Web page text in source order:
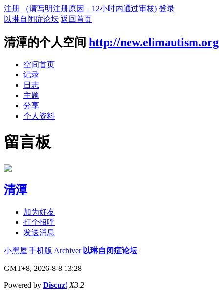
注册 （请写明注册原因，12小时内通过审核) 登录
以琳自闭症论坛 返回首页
清潭的个人空间 http://
空间首页
记录
日志
主题
分享
个人资料
留言板
清潭
加为好友
打个招呼
发送消息
小黑屋|手机版|Archiver| 以琳自闭症论坛
GMT+8, 2026-8-8 13:28
Powered by Discuz! X3.2